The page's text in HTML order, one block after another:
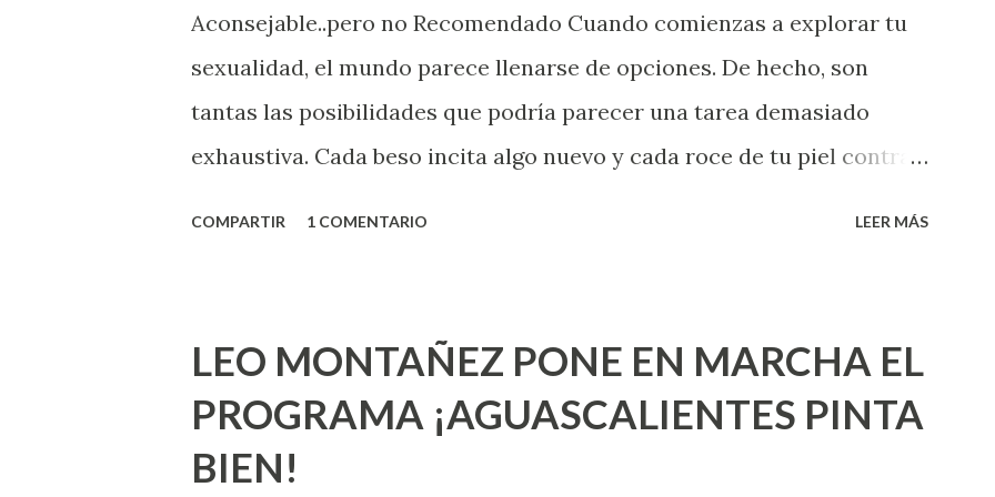
Aconsejable..pero no Recomendado Cuando comienzas a explorar tu
sexualidad, el mundo parece llenarse de opciones. De hecho, son
tantas las posibilidades que podría parecer una tarea demasiado
exhaustiva. Cada beso incita algo nuevo y cada roce de tu piel contra
que estés lista para lo que sea cuando aún no conoces ni la mitad de
lo que deberías saber. Pero incluso quienes ya han tenido relaciones
sexuales no son expertos o expertas en el tema. Siempre hay algo
nuevo que aprender y nuevas experiencias que conocer. Si eres una
COMPARTIR 1 COMENTARIO LEER MÁS
LEO MONTAÑEZ PONE EN MARCHA EL
PROGRAMA ¡AGUASCALIENTES PINTA
BIEN!